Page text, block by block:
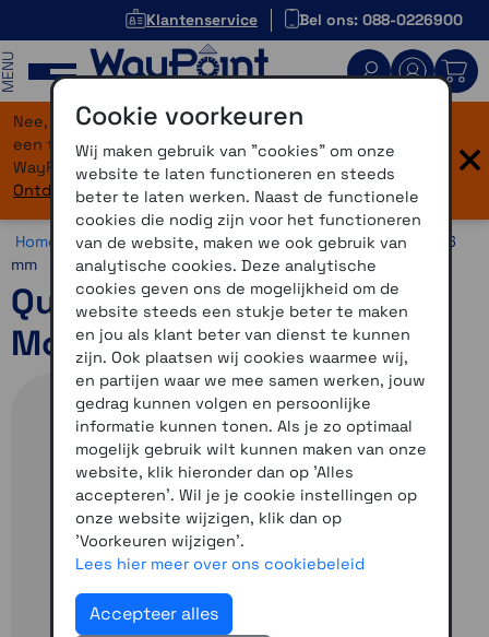
Klantenservice Bel ons: 088-0226900
Nee, je bent niet verdwaald! Onze website heeft
een flinke upgrade gekregen. Dezelfde vertrouwde
WayPoint-service, maar dan in een modern jasje.
Ontdek hier wat er allemaal nieuw is.
×
Home >Horloges >Horlogebandjes >26 mm >Quickfit 26
mm
QuickFit 26mm polsband
Moss siliconen
Cookie voorkeuren
Wij maken gebruik van "cookies" om onze
website te laten functioneren en steeds
beter te laten werken. Naast de functionele
cookies die nodig zijn voor het functioneren
van de website, maken we ook gebruik van
analytische cookies. Deze analytische
cookies geven ons de mogelijkheid om de
website steeds een stukje beter te maken
en jou als klant beter van dienst te kunnen
zijn. Ook plaatsen wij cookies waarmee wij,
en partijen waar we mee samen werken, jouw
gedrag kunnen volgen en persoonlijke
informatie kunnen tonen. Als je zo optimaal
mogelijk gebruik wilt kunnen maken van onze
website, klik hieronder dan op 'Alles
accepteren'. Wil je je cookie instellingen op
onze website wijzigen, klik dan op
'Voorkeuren wijzigen'.
Lees hier meer over ons cookiebeleid
Accepteer alles